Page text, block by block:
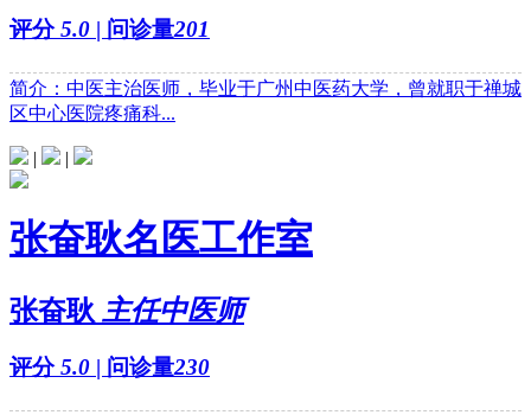
评分5.0 | 问诊量201
简介：中医主治医师，毕业于广州中医药大学，曾就职于禅城
区中心医院疼痛科...
| |
张奋耿名医工作室
张奋耿 主任中医师
评分5.0 | 问诊量230